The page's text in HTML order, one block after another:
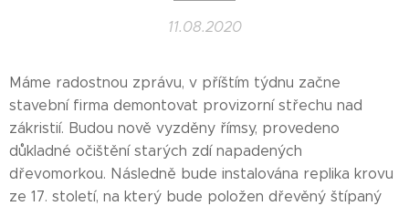
11.08.2020
Máme radostnou zprávu, v příštím týdnu začne
stavební firma demontovat provizorní střechu nad
zákristií. Budou nově vyzděny římsy, provedeno
důkladné očištění starých zdí napadených
dřevomorkou. Následně bude instalována replika krovu
ze 17. století, na který bude položen dřevěný štípaný